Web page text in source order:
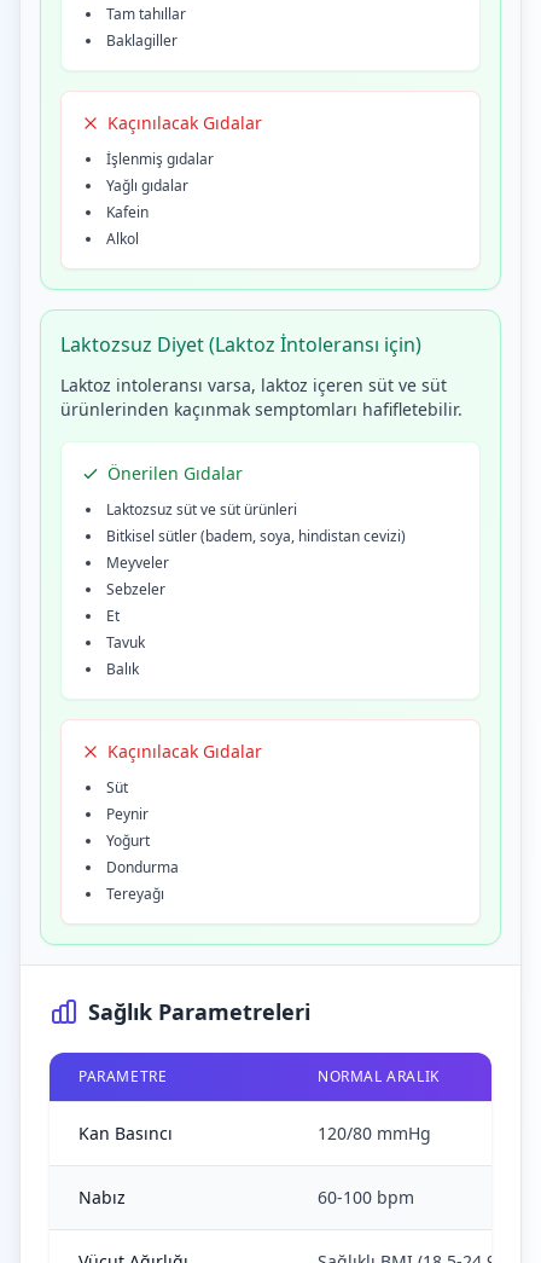
Tam tahıllar
Baklagiller
Kaçınılacak Gıdalar
İşlenmiş gıdalar
Yağlı gıdalar
Kafein
Alkol
Laktozsuz Diyet (Laktoz İntoleransı için)
Laktoz intoleransı varsa, laktoz içeren süt ve süt
ürünlerinden kaçınmak semptomları hafifletebilir.
Önerilen Gıdalar
Laktozsuz süt ve süt ürünleri
Bitkisel sütler (badem, soya, hindistan cevizi)
Meyveler
Sebzeler
Et
Tavuk
Balık
Kaçınılacak Gıdalar
Süt
Peynir
Yoğurt
Dondurma
Tereyağı
Sağlık Parametreleri
PARAMETRE NORMAL ARALIK
Kan Basıncı 120/80 mmHg
Nabız 60-100 bpm